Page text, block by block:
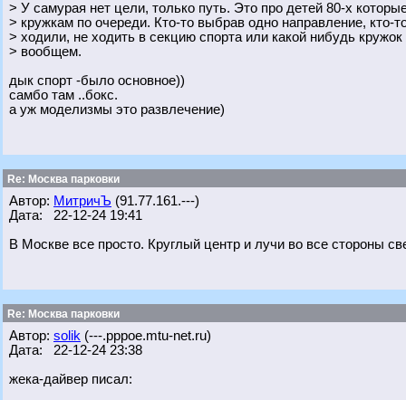
> У самурая нет цели, только путь. Это про детей 80-х
> кружкам по очереди. Кто-то выбрав одно направление, кто-
> ходили, не ходить в секцию спорта или какой нибудь
> вообщем.
дык спорт -было основное))
самбо там ..бокс.
а уж моделизмы это развлечение)
Re: Москва парковки
Автор: МитричЪ (91.77.161.---)
Дата: 22-12-24 19:41
В Москве все просто. Круглый центр и лучи во все стороны
Re: Москва парковки
Автор: solik (---.pppoe.mtu-net.ru)
Дата: 22-12-24 23:38
жека-дайвер писал: